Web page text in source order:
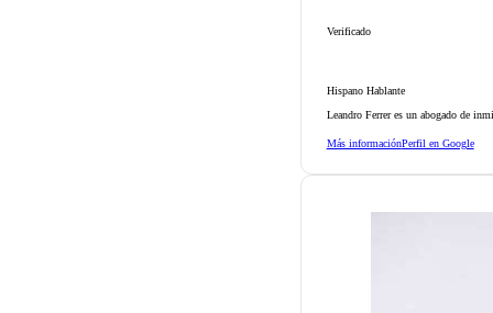
Verificado
Hispano Hablante
Leandro Ferrer es un abogado de
Más informaciónPerfil en Google